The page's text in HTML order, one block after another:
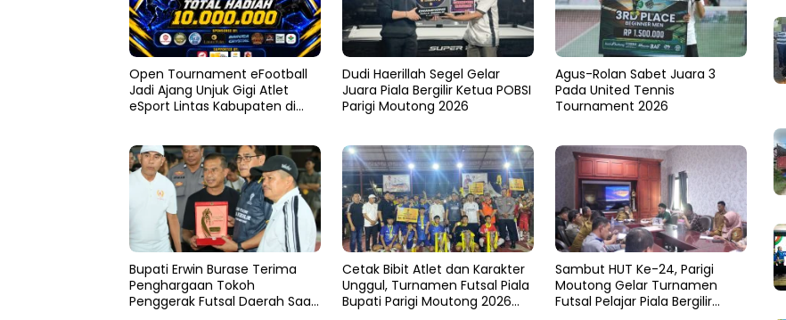
Open Tournament eFootball
Jadi Ajang Unjuk Gigi Atlet
eSport Lintas Kabupaten di
Dudi Haerillah Segel Gelar
Juara Piala Bergilir Ketua POBSI
Parigi Moutong 2026
Agus-Rolan Sabet Juara 3
Pada United Tennis
Tournament 2026
Bupati Erwin Burase Terima
Penghargaan Tokoh
Penggerak Futsal Daerah Saat
Cetak Bibit Atlet dan Karakter
Unggul, Turnamen Futsal Piala
Bupati Parigi Moutong 2026
Sambut HUT Ke-24, Parigi
Moutong Gelar Turnamen
Futsal Pelajar Piala Bergilir